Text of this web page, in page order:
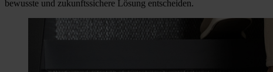
bewusste und zukunftssichere Lösung entscheiden.